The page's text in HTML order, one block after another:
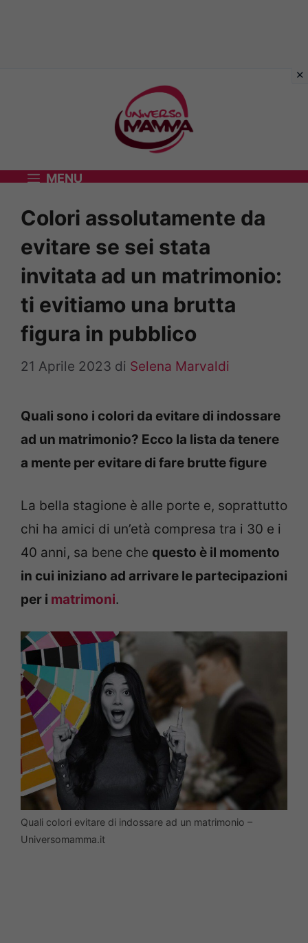
MENU
Colori assolutamente da
evitare se sei stata
invitata ad un matrimonio:
ti evitiamo una brutta
figura in pubblico
21 Aprile 2023 di Selena Marvaldi
Quali sono i colori da evitare di indossare
ad un matrimonio? Ecco la lista da tenere
a mente per evitare di fare brutte figure
La bella stagione è alle porte e, soprattutto
chi ha amici di un’età compresa tra i 30 e i
40 anni, sa bene che questo è il momento
in cui iniziano ad arrivare le partecipazioni
per i matrimoni.
Quali colori evitare di indossare ad un matrimonio –
Universomamma.it